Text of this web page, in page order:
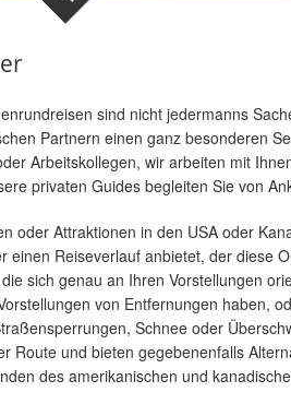
sind nicht jedermanns
Partnern einen ganz besonderen
Arbeitskollegen, wir arbeiten mit
privaten Guides begleiten Sie von
oder Attraktionen in den USA oder
Reiseverlauf anbietet, der diese
sich genau an Ihren Vorstellungen
von Entfernungen haben,
Schnee oder
Route und bieten gegebenenfalls
des amerikanischen und